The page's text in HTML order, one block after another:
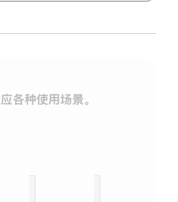
各种使用场景。